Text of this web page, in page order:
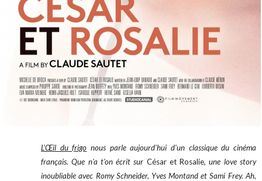
L’‎Œil du frigo nous parle aujourd'hui d'un classique du cinéma
français. Que n'a t'on écrit sur César et Rosalie, une love story
inoubliable avec Romy Schneider, Yves Montand et Sami Frey. Ah,